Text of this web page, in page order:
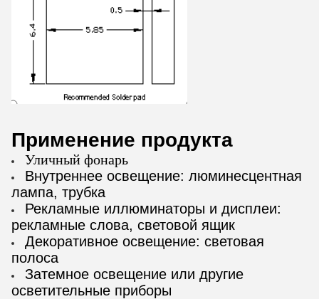
Применение продукта
Уличный фонарь
Внутреннее освещение: люминесцентная
лампа, трубка
Рекламные иллюминаторы и дисплеи:
рекламные слова, световой ящик
Декоративное освещение: световая
полоса
Затемное освещение или другие
осветительные приборы